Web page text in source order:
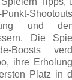
und
Die
Boosts
ihre
Platz in